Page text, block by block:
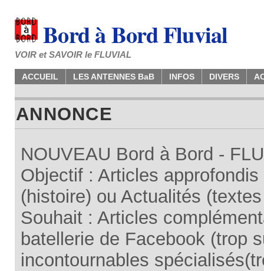
Bord à Bord Fluvial
VOIR et SAVOIR le FLUVIAL
ACCUEIL LES ANTENNES BaB INFOS DIVERS
ANNONCE
NOUVEAU Bord à Bord -
Objectif : Articles
(histoire) ou Actualités
Souhait : Articles
batellerie de Facebook (trop
incontournables